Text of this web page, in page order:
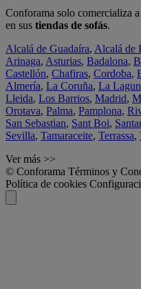
Conforama solo comercializa
en sus tiendas de sofás.
Alcalá de Guadaíra, Alcalá de
Arinaga, Asturias, Badalona,
Castellón, Chafiras, Cordoba,
Almería, La Coruña, La
Lleida, Los Barrios, Madrid,
Orotava, Palma, Pamplona,
San Sebastian, Sant Boi,
Sevilla, Tamaraceite, Terrassa,
Ver más >>
© Conforama Términos y
Política de cookies